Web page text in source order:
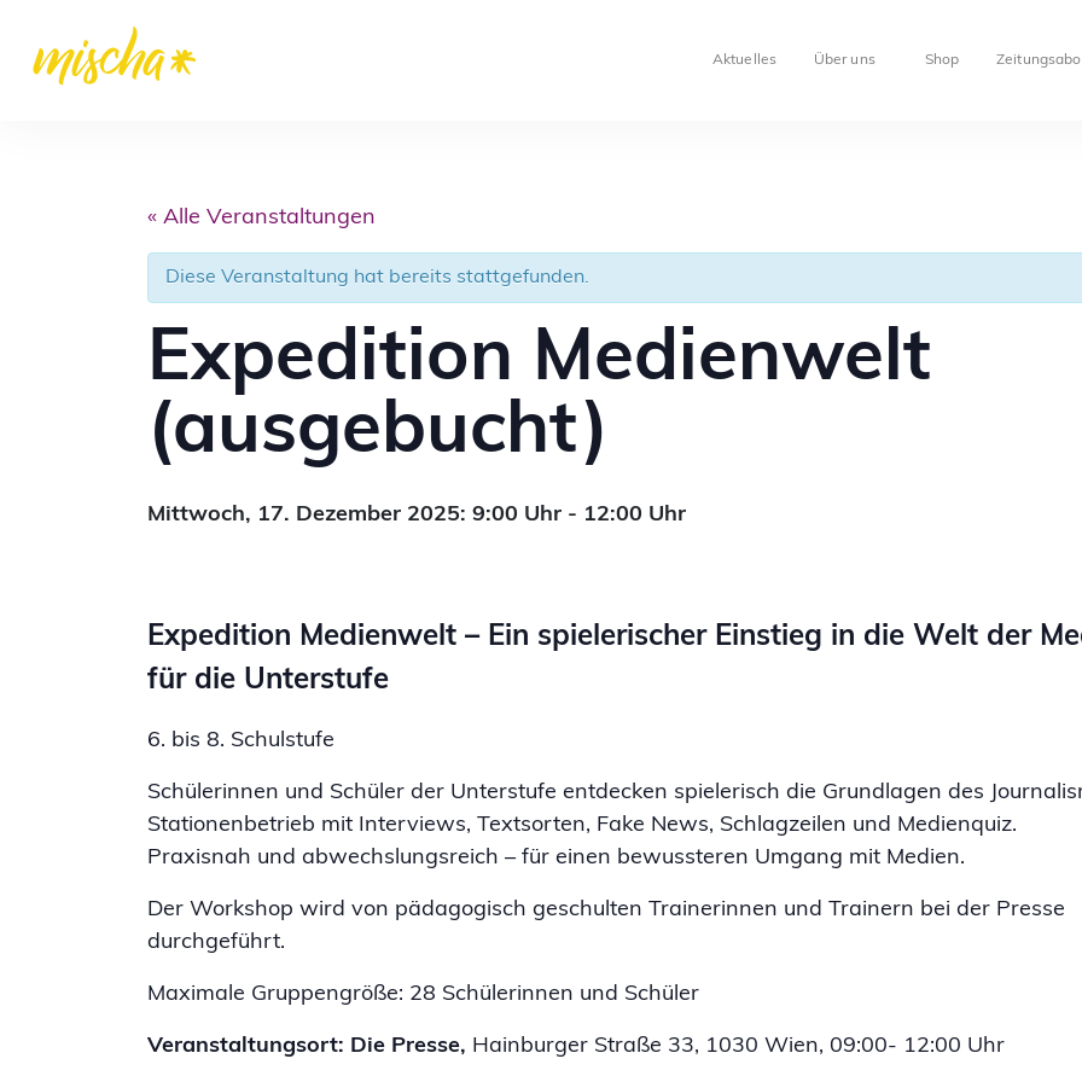
Aktuelles Über uns Shop Zeitungsabo
« Alle Veranstaltungen
Diese Veranstaltung hat bereits stattgefunden.
Expedition Medienwelt
(ausgebucht)
Mittwoch, 17. Dezember 2025: 9:00 Uhr - 12:00 Uhr
Expedition Medienwelt – Ein spielerischer Einstieg in die Welt der
für die Unterstufe
6. bis 8. Schulstufe
Schülerinnen und Schüler der Unterstufe entdecken spielerisch die Grundlagen des
Stationenbetrieb mit Interviews, Textsorten, Fake News, Schlagzeilen und Medienquiz.
Praxisnah und abwechslungsreich – für einen bewussteren Umgang mit Medien.
Der Workshop wird von pädagogisch geschulten Trainerinnen und Trainern bei der Presse
durchgeführt.
Maximale Gruppengröße: 28 Schülerinnen und Schüler
Veranstaltungsort: Die Presse, Hainburger Straße 33, 1030 Wien, 09:00- 12:00 Uhr